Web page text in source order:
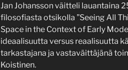
Jan Johansson väitteli lauantaina
filosofiasta otsikolla ”Seeing All
Space in the Context of Early
ideaalisuutta versus reaalisuutta
tarkastajana ja vastaväittäjänä
Koistinen.